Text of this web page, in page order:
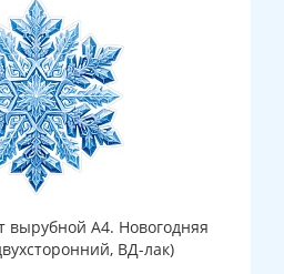
вырубной А4. Новогодняя
ВД-лак)